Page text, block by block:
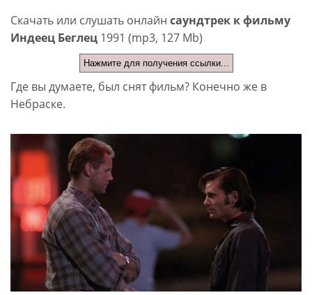
Скачать или слушать онлайн саундтрек к фильму
Индеец Беглец 1991 (mp3, 127 Mb)
Нажмите для получения ссылки...
Где вы думаете, был снят фильм? Конечно же в
Небраске.